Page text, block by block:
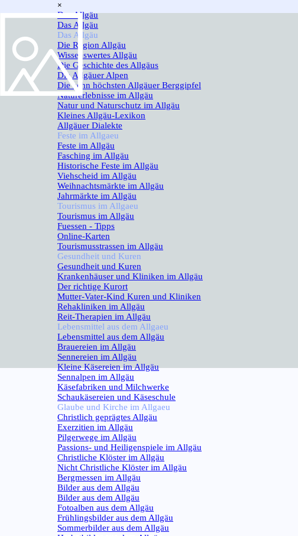
×
Das Allgäu▼
Das Allgäu
Das Allgäu
Die Region Allgäu
Wissenswertes Allgäu
Die Geschichte des Allgäus
Die Allgäuer Alpen
Die zehn höchsten Allgäuer Berggipfel
Naturerlebnisse im Allgäu
Natur und Naturschutz im Allgäu
Kleines Allgäu-Lexikon
Allgäuer Dialekte
Feste im Allgaeu
Feste im Allgäu
Fasching im Allgäu
Historische Feste im Allgäu
Viehscheid im Allgäu
Weihnachtsmärkte im Allgäu
Jahrmärkte im Allgäu
Tourismus im Allgaeu
Tourismus im Allgäu
Fuessen - Tipps
Online-Karten
Tourismusstrassen im Allgäu
Gesundheit und Kuren
Gesundheit und Kuren
Krankenhäuser und Kliniken im Allgäu
Der richtige Kurort
Mutter-Vater-Kind Kuren und Kliniken
Rehakliniken im Allgäu
Reit-Therapien im Allgäu
Lebensmittel aus dem Allgaeu
Lebensmittel aus dem Allgäu
Brauereien im Allgäu
Sennereien im Allgäu
Kleine Käsereien im Allgäu
Sennalpen im Allgäu
Käsefabriken und Milchwerke
Schaukäsereien und Käseschule
Glaube und Kirche im Allgaeu
Christlich geprägtes Allgäu
Exerzitien im Allgäu
Pilgerwege im Allgäu
Passions- und Heiligenspiele im Allgäu
Christliche Klöster im Allgäu
Nicht Christliche Klöster im Allgäu
Bergmessen im Allgäu
Bilder aus dem Allgäu
Bilder aus dem Allgäu
Fotoalben aus dem Allgäu
Frühlingsbilder aus dem Allgäu
Sommerbilder aus dem Allgäu